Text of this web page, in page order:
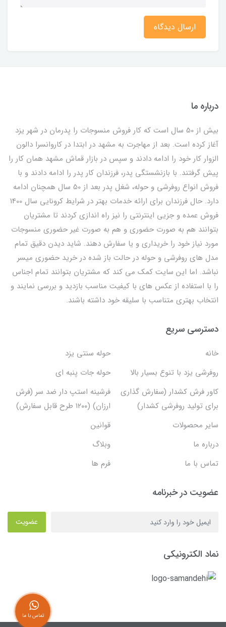
ارسال دیدگاه
درباره ما
بیش از 50 سال است که کار فروش منسوجات را پدرمان در شهر یزد
آغاز کرده است. بعد از مهاجرت به مشهد در ابتدا در کاروانسرا دالون
الزوار کار خود را ادامه دادند و سپس در بازار قماش مشهد همان کار را
پیش گرفتند. با بازنشستگی پدر، فرزندان کار پدر را ادامه دادند و با
فروش انواع روفرشی و حوله، شغل پدر بعد از 50 سال همچنان ادامه
دارد. حال فرزندان برای ارائه خدمات بهتر در شرایط کرونایی سال 1400
فروش عمده و جزیی اینترنتی را نیز راه اندازی کردند تا مشتریان
بتوانند هم به صورت حضوری و هم به صورت غیر حضوری منسوجات
مورد نیاز خود را خریداری و یا سفارش دهند. شاید دیدن دقیق تمام
مدل های روفرشی و حوله در حالت باز شده در خرید حضوری میسر
نباشد. اما این سایت کمک می کند که مشتریان بتوانند تمام اجناس
را با استفاده از عکس های با کیفیت مناسب بازدید و بررسی نمایند و
انتخاب بهتری متناسب با سلیقه خود داشته باشند.
دسترسی سریع
خانه
حوله سنتی یزد
روفرشی یزد با تنوع بسیار بالا
حوله جات پنبه ای
کاور فرش کشدار (سفارش گذاری
برای تولید روفرشی کشدار)
فرشینه استپ دار ضد سر (فرش
ارزان) (۱۲۰۰ طرح قابل سفارش)
سایر محصولات
قوانین
درباره ما
وبلاگ
تماس با ما
فرم ها
عضویت در خبرنامه
عضویت
نماد الکترونیکی
تماس با ما